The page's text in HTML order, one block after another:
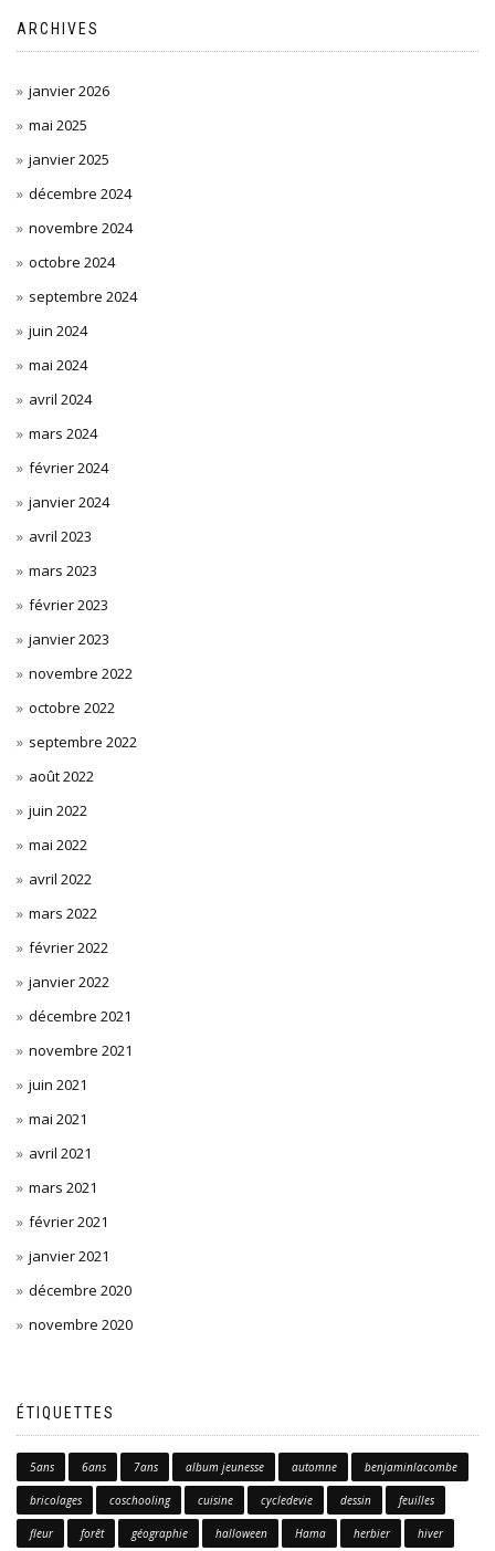
ARCHIVES
janvier 2026
mai 2025
janvier 2025
décembre 2024
novembre 2024
octobre 2024
septembre 2024
juin 2024
mai 2024
avril 2024
mars 2024
février 2024
janvier 2024
avril 2023
mars 2023
février 2023
janvier 2023
novembre 2022
octobre 2022
septembre 2022
août 2022
juin 2022
mai 2022
avril 2022
mars 2022
février 2022
janvier 2022
décembre 2021
novembre 2021
juin 2021
mai 2021
avril 2021
mars 2021
février 2021
janvier 2021
décembre 2020
novembre 2020
ÉTIQUETTES
5ans 6ans 7ans album jeunesse automne benjaminlacombe
bricolages coschooling cuisine cycledevie dessin feuilles
fleur forêt géographie halloween Hama herbier hiver